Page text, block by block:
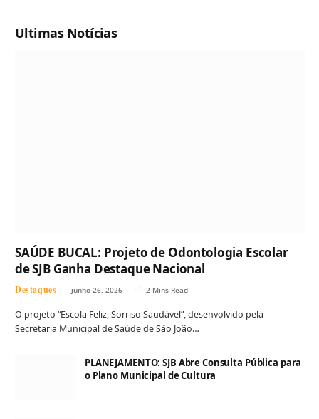
Ultimas Notícias
SAÚDE BUCAL: Projeto de Odontologia Escolar
de SJB Ganha Destaque Nacional
Destaques junho 26, 2026 2 Mins Read
O projeto “Escola Feliz, Sorriso Saudável”, desenvolvido pela
Secretaria Municipal de Saúde de São João…
PLANEJAMENTO: SJB Abre Consulta Pública para
o Plano Municipal de Cultura